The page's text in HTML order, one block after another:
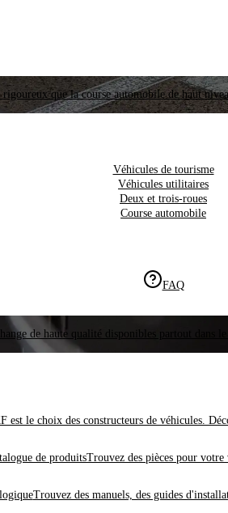
que la course automobile de haut
Véhicules de tourisme
Véhicules utilitaires
Deux et trois-roues
Course automobile
FAQ
de haute qualité disponibles partout dans
est le choix des constructeurs de véhicules.
de produitsTrouvez des pièces pour votre
Trouvez des manuels, des guides